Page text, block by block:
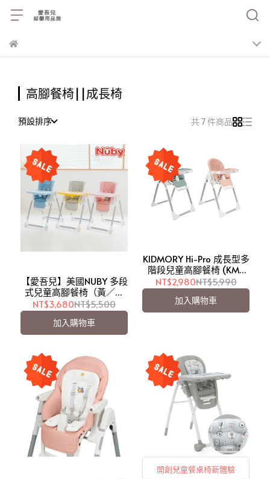
高腳餐椅||成長椅
預設排序 共 7 件商品
【愛吾兒】美國NUBY 多段
式兒童高腳餐椅（黃／粉
／藍）
NT$3,680NT$5,500
加入購物車
KIDMORY Hi-Pro 成長型多
階段兒童高腳餐椅 (KM-
556)【愛吾兒】
NT$2,980NT$5,990
加入購物車
開創兒童餐桌椅新體驗